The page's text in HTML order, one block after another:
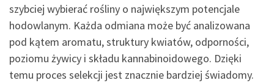
szybciej wybierać rośliny o największym potencjale
hodowlanym. Każda odmiana może być analizowana
pod kątem aromatu, struktury kwiatów, odporności,
poziomu żywicy i składu kannabinoidowego. Dzięki
temu proces selekcji jest znacznie bardziej świadomy.